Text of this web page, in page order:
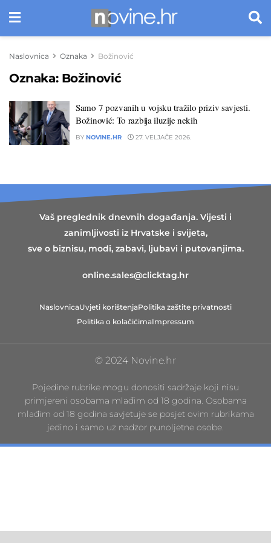
Naslovnica Oznaka Božinović
Oznaka: Božinović
Samo 7 pozvanih u vojsku tražilo priziv savjesti.
Božinović: To razbija iluzije nekih
BY NOVINE.HR 27. VELJAČE 2026.
Vaš preglednik dnevnih događanja. Vijesti i
zanimljivosti iz Hrvatske i svijeta,
sve o biznisu, modi, zabavi, ljubavi i putovanjima.
online.sales@clicktag.hr
NaslovnicaUvjeti korištenjaPolitika zaštite privatnosti
Politika o kolačićimaImpressum
© 2024 Novine.hr
Pojedine rubrike mogu donositi sadržaje koji nisu
primjereni osobama mlađim od 18 godina. Osobama
mlađim od 18 godina savjetuje se posjet ovim rubrikama
jedino i samo uz nadzor punoljetne osobe.